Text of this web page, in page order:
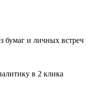
бумаг и личных встреч
в 2 клика